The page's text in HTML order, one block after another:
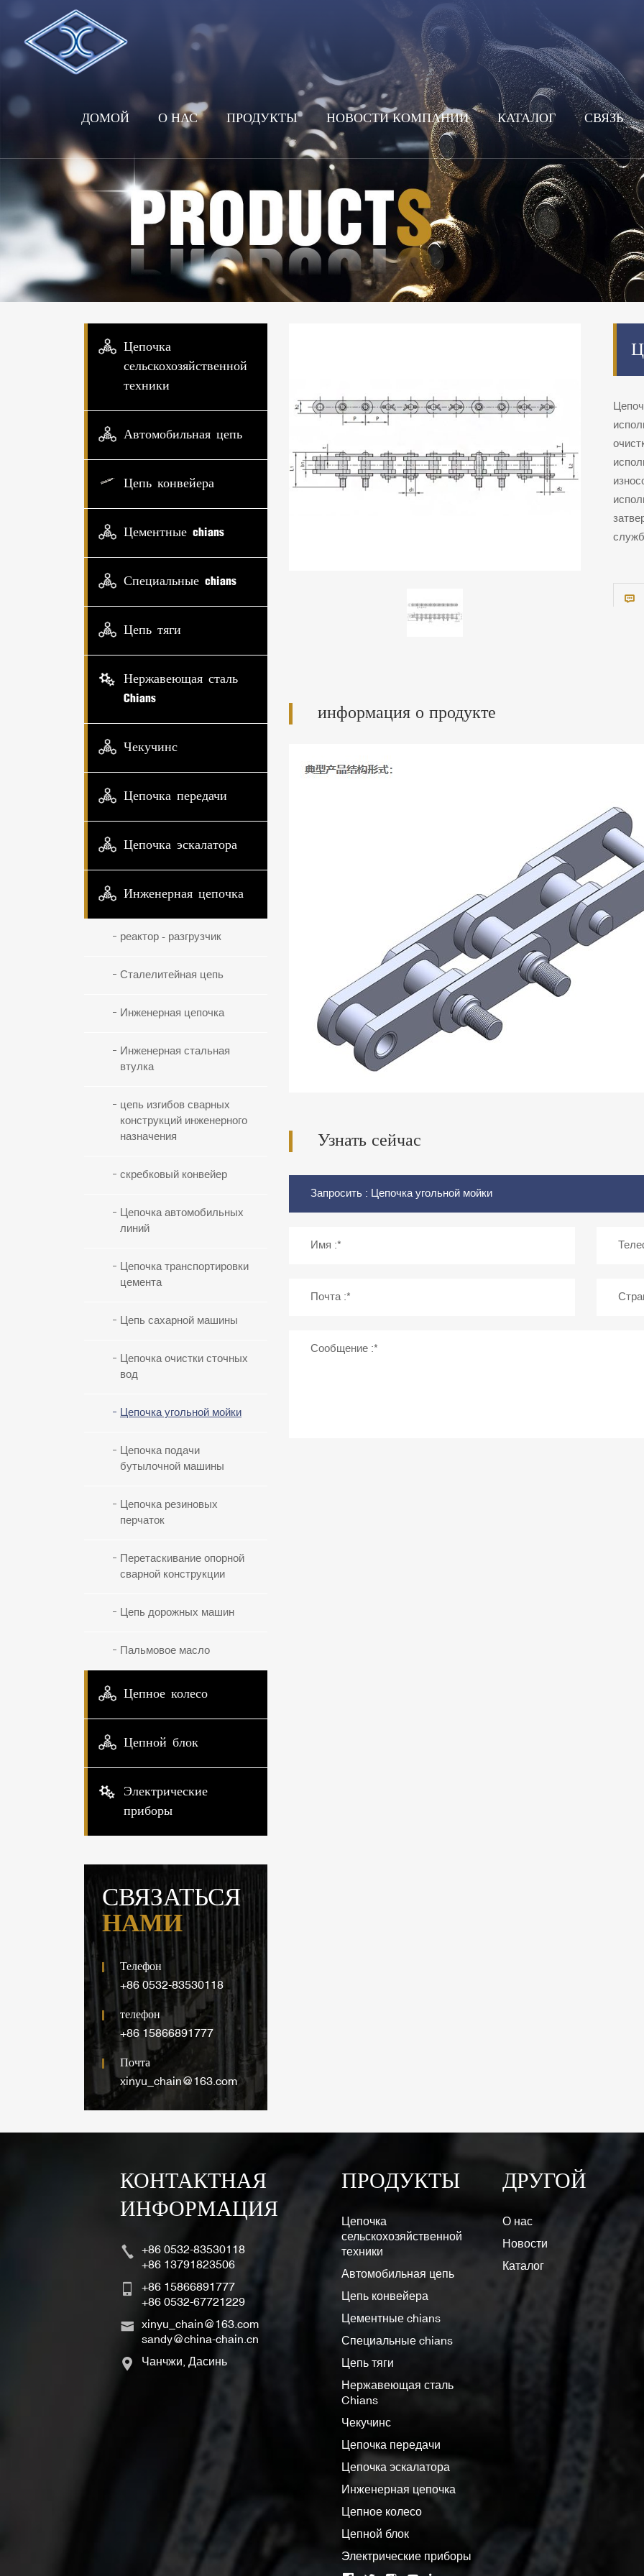
ДОМОЙ О НАС ПРОДУКТЫ НОВОСТИ КОМПАНИИ КАТАЛОГ СВЯЗЬ
Цепочка
сельскохозяйственной
техники
Автомобильная цепь
Цепь конвейера
Цементные chians
Специальные chians
Цепь тяги
Нержавеющая сталь
Chians
Чекучинс
Цепочка передачи
Цепочка эскалатора
Инженерная цепочка
реактор - разгрузчик
Сталелитейная цепь
Инженерная цепочка
Инженерная стальная
втулка
цепь изгибов сварных
конструкций инженерного
назначения
скребковый конвейер
Цепочка автомобильных
линий
Цепочка транспортировки
цемента
Цепь сахарной машины
Цепочка очистки сточных
вод
Цепочка угольной мойки
Цепочка подачи
бутылочной машины
Цепочка резиновых
перчаток
Перетаскивание опорной
сварной конструкции
Цепь дорожных машин
Пальмовое масло
Цепное колесо
Цепной блок
Электрические
приборы
СВЯЗАТЬСЯ
НАМИ
Телефон
+86 0532-83530118
телефон
+86 15866891777
Почта
xinyu_chain@163.com
информация о продукте
Узнать сейчас
КОНТАКТНАЯ
ИНФОРМАЦИЯ
+86 0532-83530118
+86 13791823506
+86 15866891777
+86 0532-67721229
xinyu_chain@163.com
sandy@china-chain.cn
Чанчжи, Дасинь
ПРОДУКТЫ
Цепочка
сельскохозяйственной
техники
Автомобильная цепь
Цепь конвейера
Цементные chians
Специальные chians
Цепь тяги
Нержавеющая сталь
Chians
Чекучинс
Цепочка передачи
Цепочка эскалатора
Инженерная цепочка
Цепное колесо
Цепной блок
Электрические приборы
ДРУГОЙ
О нас
Новости
Каталог